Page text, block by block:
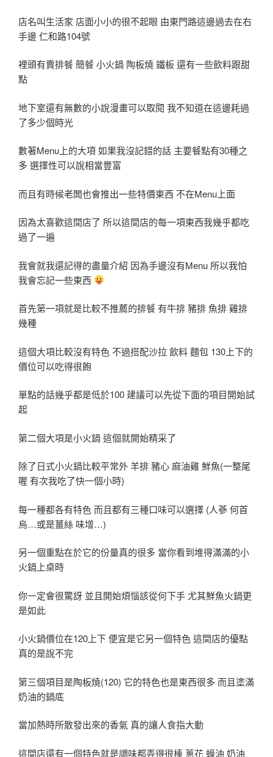
店名叫生活家 店面小小的很不起眼 由東門路這邊過去在右
手邊 仁和路104號
裡頭有賣排餐 簡餐 小火鍋 陶板燒 鐵板 還有一些飲料跟甜
點
地下室還有無數的小說漫畫可以取閱 我不知道在這邊耗過
了多少個時光
數著Menu上的大項 如果我沒記錯的話 主要餐點有30種之
多 選擇性可以說相當豐富
而且有時候老闆也會推出一些特價東西 不在Menu上面
因為太喜歡這間店了 所以這間店的每一項東西我幾乎都吃
過了一遍
我會就我還記得的盡量介紹 因為手邊沒有Menu 所以我怕
我會忘記一些東西
首先第一項就是比較不推薦的排餐 有牛排 豬排 魚排 雞排
幾種
這個大項比較沒有特色 不過搭配沙拉 飲料 麵包 130上下的
價位可以吃得很飽
單點的話幾乎都是低於100 建議可以先從下面的項目開始試
起
第二個大項是小火鍋 這個就開始精采了
除了日式小火鍋比較平常外 羊排 豬心 麻油雞 鮮魚(一整尾
喔 有次我吃了快一個小時)
每一種都各有特色 而且都有三種口味可以選擇 (人蔘 何首
烏…或是薑絲 味增…)
另一個重點在於它的份量真的很多 當你看到堆得滿滿的小
火鍋上桌時
你一定會很驚訝 並且開始煩惱該從何下手 尤其鮮魚火鍋更
是如此
小火鍋價位在120上下 便宜是它另一個特色 這間店的優點
真的是說不完
第三個項目是陶板燒(120) 它的特色也是東西很多 而且塗滿
奶油的鍋底
當加熱時所散發出來的香氣 真的讓人食指大動
這間店還有一個特色就是調味都弄得很棒 蔥花 蠔油 奶油